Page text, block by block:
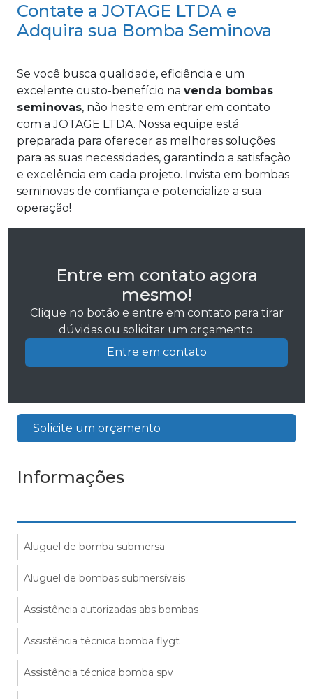
Contate a JOTAGE LTDA e
Adquira sua Bomba Seminova
Se você busca qualidade, eficiência e um
excelente custo-benefício na venda bombas
seminovas, não hesite em entrar em contato
com a JOTAGE LTDA. Nossa equipe está
preparada para oferecer as melhores soluções
para as suas necessidades, garantindo a satisfação
e excelência em cada projeto. Invista em bombas
seminovas de confiança e potencialize a sua
operação!
Entre em contato agora
mesmo!
Clique no botão e entre em contato para tirar
dúvidas ou solicitar um orçamento.
Entre em contato
Solicite um orçamento
Informações
Aluguel de bomba submersa
Aluguel de bombas submersíveis
Assistência autorizadas abs bombas
Assistência técnica bomba flygt
Assistência técnica bomba spv